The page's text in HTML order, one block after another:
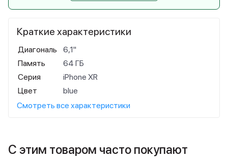
Краткие характеристики
Диагональ
6,1"
Память
64 ГБ
Серия
iPhone XR
Цвет
blue
Смотреть все характеристики
С этим товаром часто покупают